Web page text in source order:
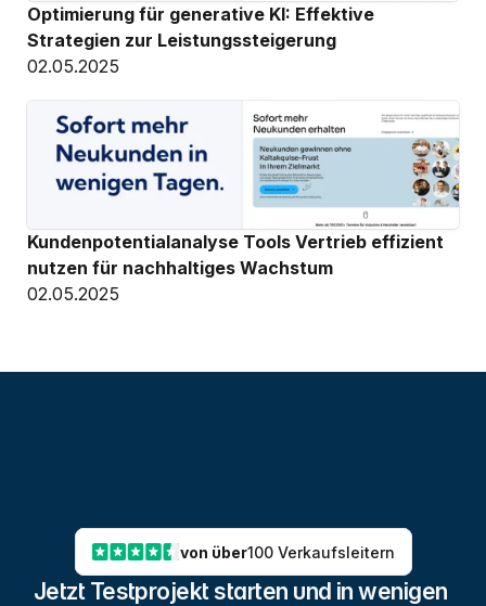
Optimierung für generative KI: Effektive
Strategien zur Leistungssteigerung
02.05.2025
Kundenpotentialanalyse Tools Vertrieb effizient
nutzen für nachhaltiges Wachstum
02.05.2025
von über100 Verkaufsleitern
Jetzt Testprojekt starten und in wenigen